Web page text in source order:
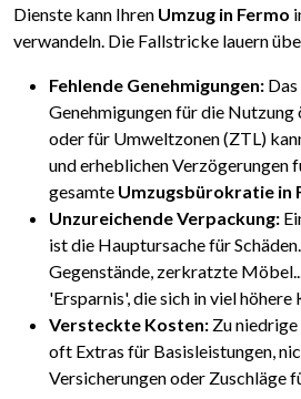
Dienste kann Ihren Umzug in Fermo
verwandeln. Die Fallstricke lauern
Fehlende Genehmigungen:
Genehmigungen für die
oder für Umweltzonen (ZTL)
und erheblichen Verzögerungen
gesamte Umzugsbürokratie in
Unzureichende Verpackung:
ist die Hauptursache für
Gegenstände, zerkratzte
'Ersparnis', die sich in viel
Versteckte Kosten: Zu
oft Extras für Basisleistungen,
Versicherungen oder Zuschläge